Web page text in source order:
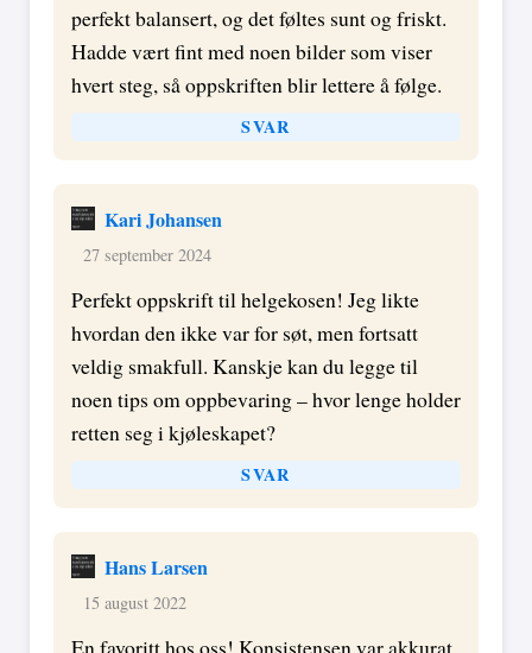
perfekt balansert, og det føltes sunt og friskt.
Hadde vært fint med noen bilder som viser
hvert steg, så oppskriften blir lettere å følge.
SVAR
Kari Johansen
27 september 2024
Perfekt oppskrift til helgekosen! Jeg likte
hvordan den ikke var for søt, men fortsatt
veldig smakfull. Kanskje kan du legge til
noen tips om oppbevaring – hvor lenge holder
retten seg i kjøleskapet?
SVAR
Hans Larsen
15 august 2022
En favoritt hos oss! Konsistensen var akkurat